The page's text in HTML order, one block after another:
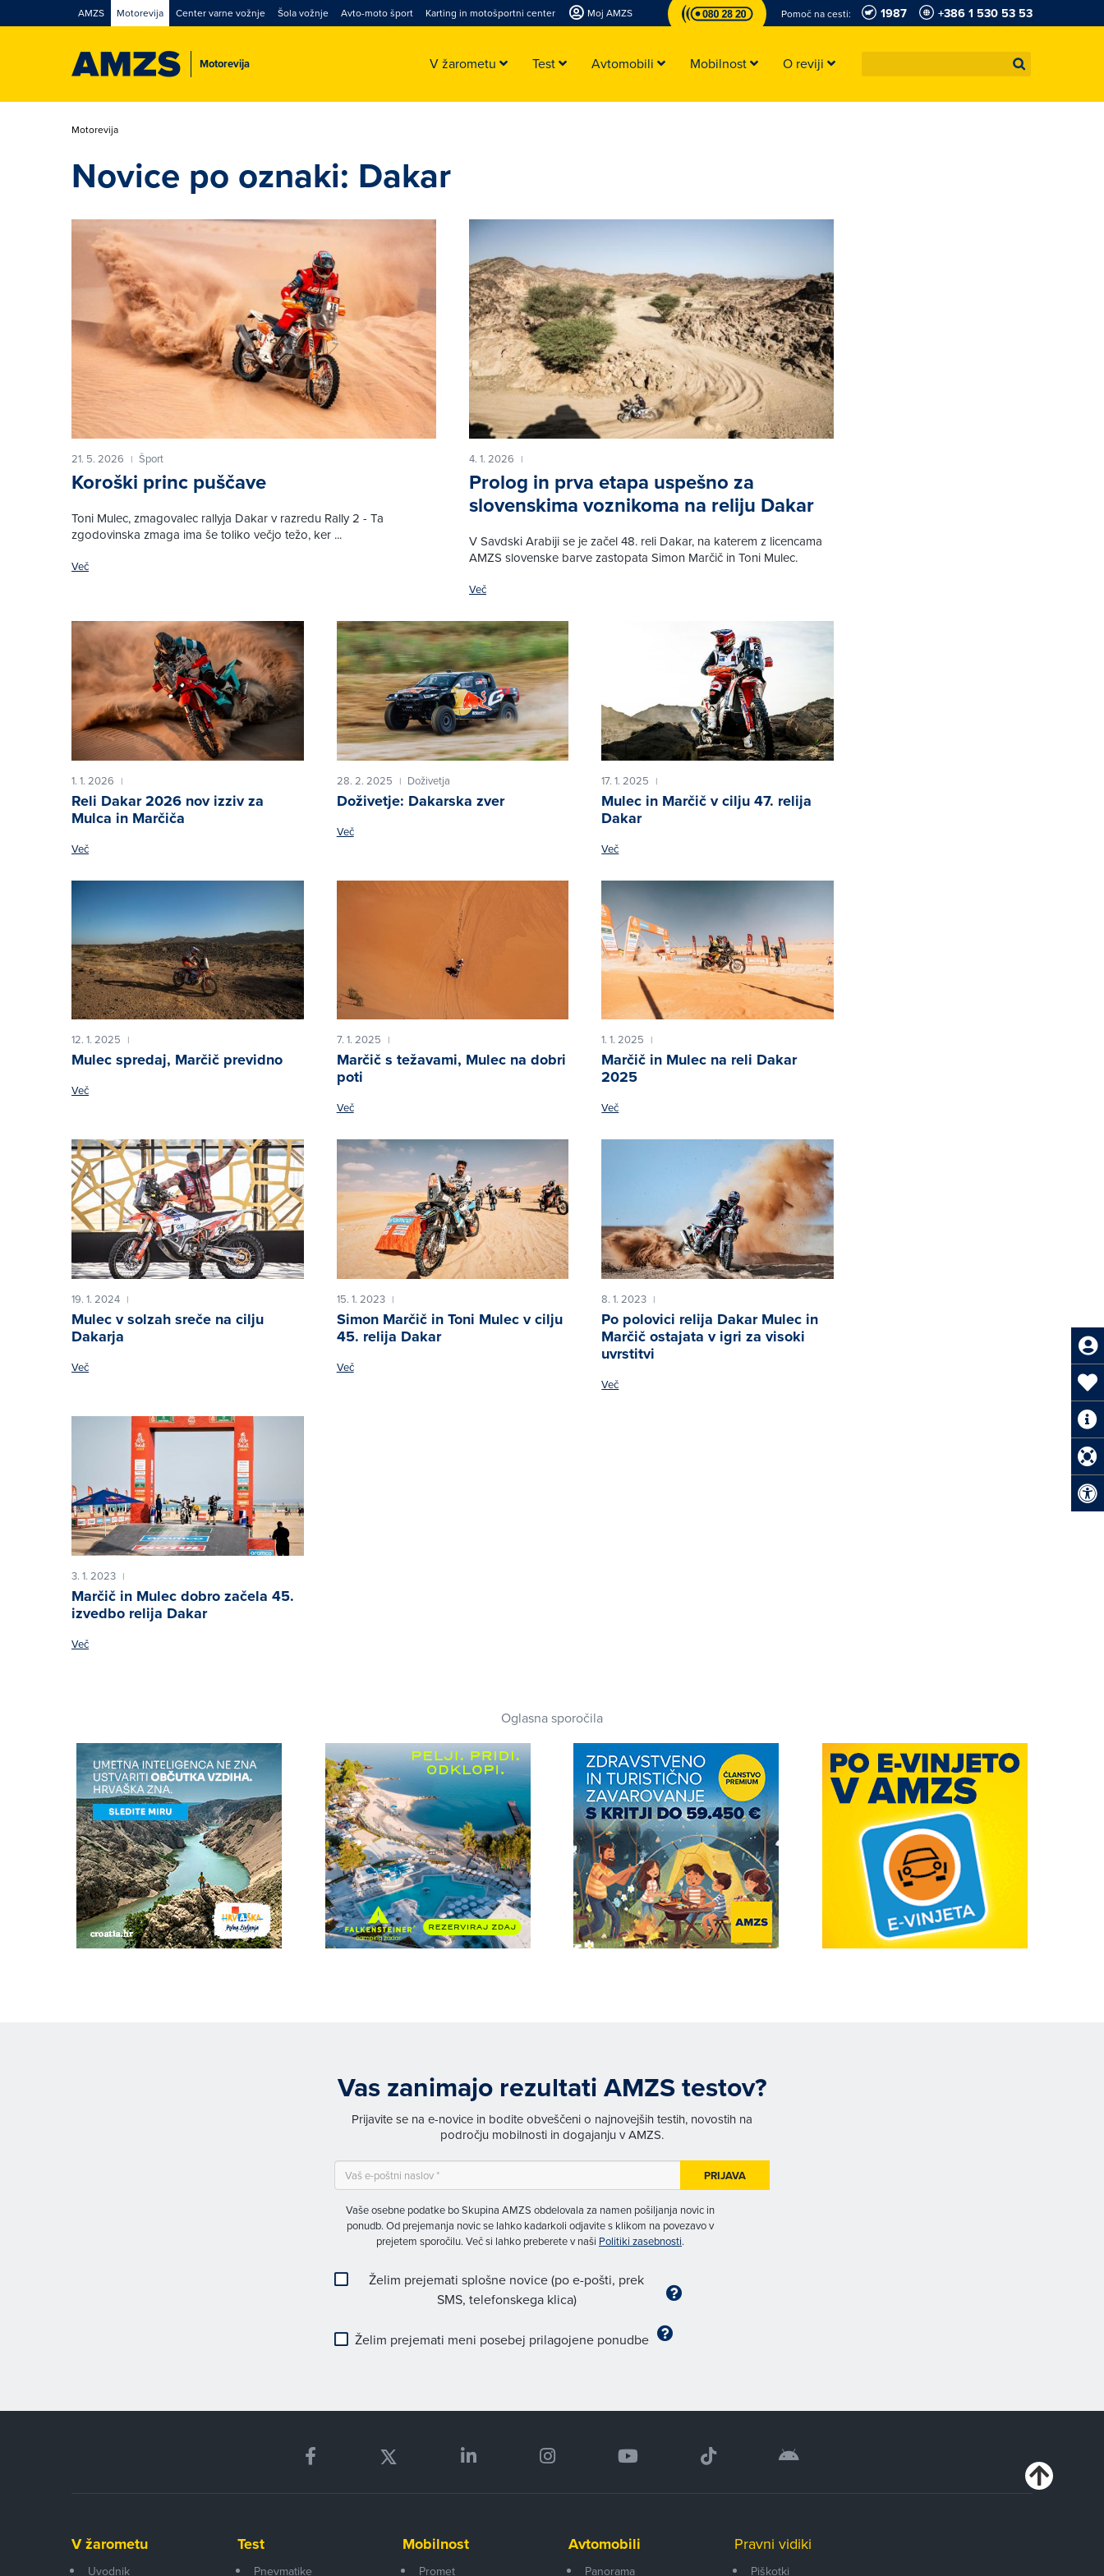
Motorevija
AMZS Motorevija Center varne vožnje Šola vožnje Avto-moto šport Karting in motošportni center Moj AMZS Pomoč na cesti: 1987 +386 1 530 53 53
V žarometu Test Avtomobili Mobilnost O reviji
Motorevija
Novice po oznaki: Dakar
21. 5. 2026 | Šport
Koroški princ puščave
Toni Mulec, zmagovalec rallyja Dakar v razredu Rally 2 - Ta
zgodovinska zmaga ima še toliko večjo težo, ker ...
Več
4. 1. 2026 |
Prolog in prva etapa uspešno za
slovenskima voznikoma na reliju Dakar
V Savdski Arabiji se je začel 48. reli Dakar, na katerem z licencama
AMZS slovenske barve zastopata Simon Marčič in Toni Mulec.
Več
1. 1. 2026 |
Reli Dakar 2026 nov izziv za
Mulca in Marčiča
Več
28. 2. 2025 | Doživetja
Doživetje: Dakarska zver
Več
17. 1. 2025 |
Mulec in Marčič v cilju 47. relija
Dakar
Več
12. 1. 2025 |
Mulec spredaj, Marčič previdno
Več
7. 1. 2025 |
Marčič s težavami, Mulec na dobri
poti
Več
1. 1. 2025 |
Marčič in Mulec na reli Dakar
2025
Več
19. 1. 2024 |
Mulec v solzah sreče na cilju
Dakarja
Več
15. 1. 2023 |
Simon Marčič in Toni Mulec v cilju
45. relija Dakar
Več
8. 1. 2023 |
Po polovici relija Dakar Mulec in
Marčič ostajata v igri za visoki
uvrstitvi
Več
3. 1. 2023 |
Marčič in Mulec dobro začela 45.
izvedbo relija Dakar
Več
Oglasna sporočila
Vas zanimajo rezultati AMZS testov?
Prijavite se na e-novice in bodite obveščeni o najnovejših testih, novostih na
področju mobilnosti in dogajanju v AMZS.
Vaše osebne podatke bo Skupina AMZS obdelovala za namen pošiljanja novic in
ponudb. Od prejemanja novic se lahko kadarkoli odjavite s klikom na povezavo v
prejetem sporočilu. Več si lahko preberete v naši Politiki zasebnosti.
Želim prejemati splošne novice (po e-pošti, prek
SMS, telefonskega klica)
Želim prejemati meni posebej prilagojene ponudbe
PRIJAVA
V žarometu
Uvodnik
Test
Pnevmatike
Mobilnost
Promet
Avtomobili
Panorama
Pravni vidiki
Piškotki